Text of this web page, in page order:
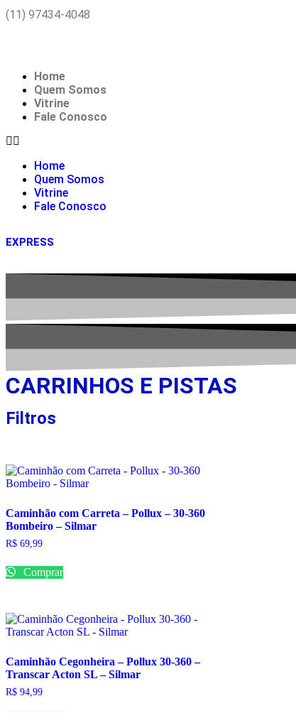
(11) 97434-4048
Home
Quem Somos
Vitrine
Fale Conosco
Home
Quem Somos
Vitrine
Fale Conosco
EXPRESS
CARRINHOS E PISTAS
Filtros
Caminhão com Carreta – Pollux – 30-360
Bombeiro – Silmar
R$ 69,99
Comprar
Caminhão Cegonheira – Pollux 30-360 –
Transcar Acton SL – Silmar
R$ 94,99